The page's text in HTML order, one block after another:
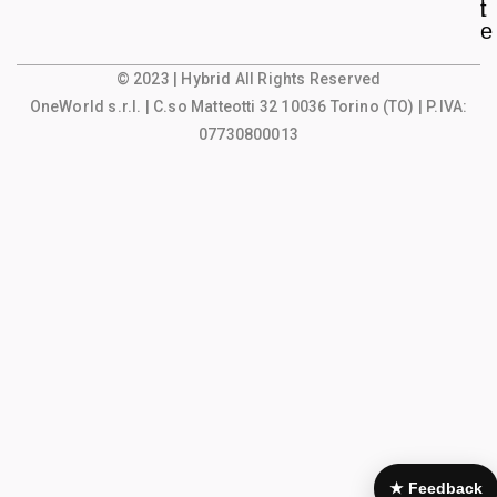
l
e
t
© 2023 | Hybrid All Rights Reserved
OneWorld s.r.l.
| C.so Matteotti 32 10036 Torino (TO) | P.IVA:
07730800013
★ Feedback